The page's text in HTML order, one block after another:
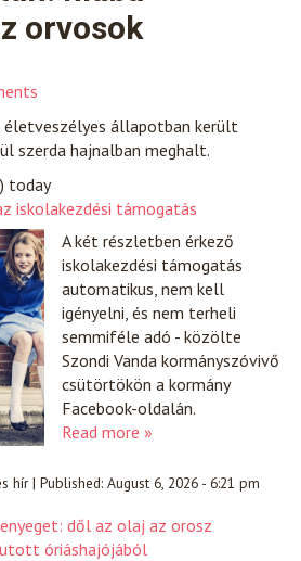
orvosok
életveszélyes állapotban került
szerda hajnalban meghalt.
today
iskolakezdési támogatás
A két részletben érkező
iskolakezdési támogatás
automatikus, nem kell
igényelni, és nem terheli
semmiféle adó - közölte
Szondi Vanda kormányszóvivő
csütörtökön a kormány
Facebook-oldalán.
Read more »
hír|Published:August 6, 2026 - 6:21 pm
dől az olaj az orosz
óriáshajójából